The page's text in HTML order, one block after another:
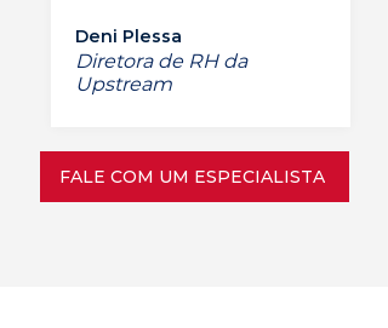
Deni Plessa
Diretora de RH da
Upstream
FALE COM UM ESPECIALISTA